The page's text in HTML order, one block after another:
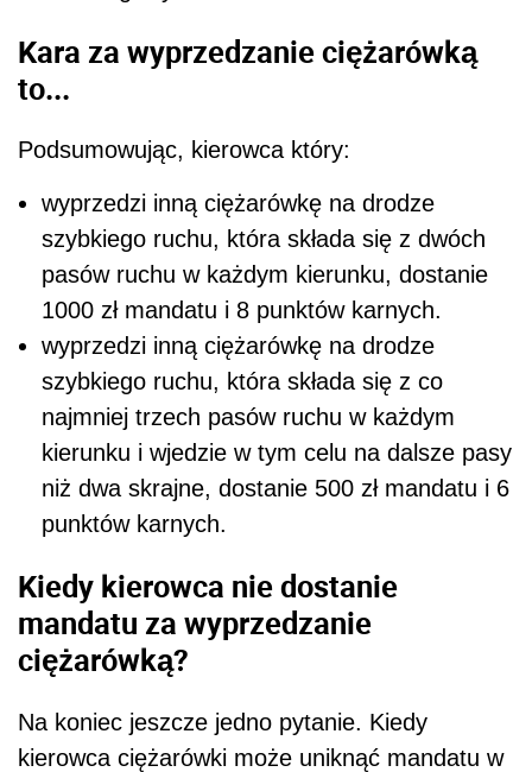
Kara za wyprzedzanie ciężarówką
to...
Podsumowując, kierowca który:
wyprzedzi inną ciężarówkę na drodze
szybkiego ruchu, która składa się z dwóch
pasów ruchu w każdym kierunku, dostanie
1000 zł mandatu i 8 punktów karnych.
wyprzedzi inną ciężarówkę na drodze
szybkiego ruchu, która składa się z co
najmniej trzech pasów ruchu w każdym
kierunku i wjedzie w tym celu na dalsze pasy
niż dwa skrajne, dostanie 500 zł mandatu i 6
punktów karnych.
Kiedy kierowca nie dostanie
mandatu za wyprzedzanie
ciężarówką?
Na koniec jeszcze jedno pytanie. Kiedy
kierowca ciężarówki może uniknąć mandatu w